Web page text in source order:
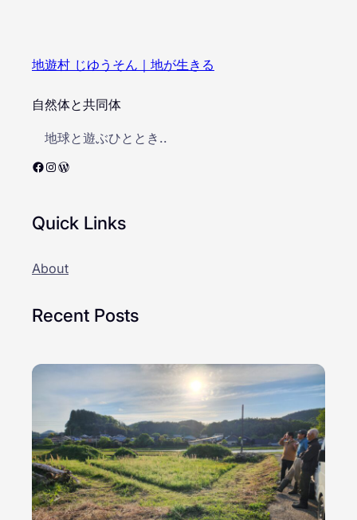
地遊村 じゆうそん｜地が生きる
自然体と共同体
地球と遊ぶひととき..
Facebook Instagram WordPress
Quick Links
About
Recent Posts